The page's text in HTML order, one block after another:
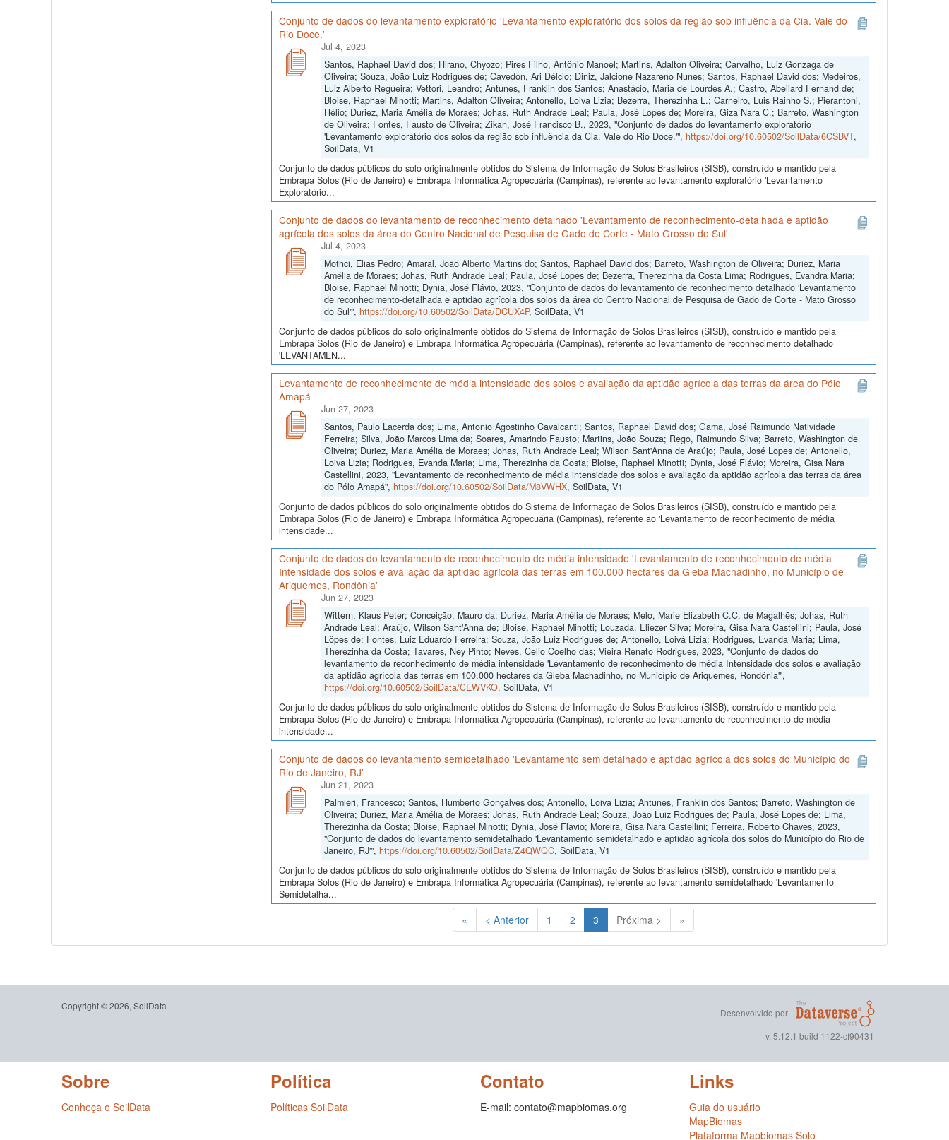
Conjunto de dados do levantamento exploratório 'Levantamento exploratório dos solos da região sob influência da Cia. Vale do
Rio Doce.'
Jul 4, 2023
Santos, Raphael David dos; Hirano, Chyozo; Pires Filho, Antônio Manoel; Martins, Adalton Oliveira; Carvalho, Luiz Gonzaga de
Oliveira; Souza, João Luiz Rodrigues de; Cavedon, Ari Délcio; Diniz, Jalcione Nazareno Nunes; Santos, Raphael David dos; Medeiros,
Luiz Alberto Regueira; Vettori, Leandro; Antunes, Franklin dos Santos; Anastácio, Maria de Lourdes A.; Castro, Abeilard Fernand de;
Bloise, Raphael Minotti; Martins, Adalton Oliveira; Antonello, Loiva Lizia; Bezerra, Therezinha L.; Carneiro, Luis Rainho S.; Pierantoni,
Hélio; Duriez, Maria Amélia de Moraes; Johas, Ruth Andrade Leal; Paula, José Lopes de; Moreira, Giza Nara C.; Barreto, Washington
de Oliveira; Fontes, Fausto de Oliveira; Zikan, José Francisco B., 2023, "Conjunto de dados do levantamento exploratório
'Levantamento exploratório dos solos da região sob influência da Cia. Vale do Rio Doce.'", https://doi.org/10.60502/SoilData/6CSBVT,
SoilData, V1
Conjunto de dados públicos do solo originalmente obtidos do Sistema de Informação de Solos Brasileiros (SISB), construído e mantido pela
Embrapa Solos (Rio de Janeiro) e Embrapa Informática Agropecuária (Campinas), referente ao levantamento exploratório 'Levantamento
Exploratório...
Conjunto de dados do levantamento de reconhecimento detalhado 'Levantamento de reconhecimento-detalhada e aptidão
agrícola dos solos da área do Centro Nacional de Pesquisa de Gado de Corte - Mato Grosso do Sul'
Jul 4, 2023
Mothci, Elias Pedro; Amaral, João Alberto Martins do; Santos, Raphael David dos; Barreto, Washington de Oliveira; Duriez, Maria
Amélia de Moraes; Johas, Ruth Andrade Leal; Paula, José Lopes de; Bezerra, Therezinha da Costa Lima; Rodrigues, Evandra Maria;
Bloise, Raphael Minotti; Dynia, José Flávio, 2023, "Conjunto de dados do levantamento de reconhecimento detalhado 'Levantamento
de reconhecimento-detalhada e aptidão agrícola dos solos da área do Centro Nacional de Pesquisa de Gado de Corte - Mato Grosso
do Sul'", https://doi.org/10.60502/SoilData/DCUX4P, SoilData, V1
Conjunto de dados públicos do solo originalmente obtidos do Sistema de Informação de Solos Brasileiros (SISB), construído e mantido pela
Embrapa Solos (Rio de Janeiro) e Embrapa Informática Agropecuária (Campinas), referente ao levantamento de reconhecimento detalhado
'LEVANTAMEN...
Levantamento de reconhecimento de média intensidade dos solos e avaliação da aptidão agrícola das terras da área do Pólo
Amapá
Jun 27, 2023
Santos, Paulo Lacerda dos; Lima, Antonio Agostinho Cavalcanti; Santos, Raphael David dos; Gama, José Raimundo Natividade
Ferreira; Silva, João Marcos Lima da; Soares, Amarindo Fausto; Martins, João Souza; Rego, Raimundo Silva; Barreto, Washington de
Oliveira; Duriez, Maria Amélia de Moraes; Johas, Ruth Andrade Leal; Wilson Sant'Anna de Araújo; Paula, José Lopes de; Antonello,
Loiva Lizia; Rodrigues, Evanda Maria; Lima, Therezinha da Costa; Bloise, Raphael Minotti; Dynia, José Flávio; Moreira, Gisa Nara
Castellini, 2023, "Levantamento de reconhecimento de média intensidade dos solos e avaliação da aptidão agrícola das terras da área
do Pólo Amapá", https://doi.org/10.60502/SoilData/M8VWHX, SoilData, V1
Conjunto de dados públicos do solo originalmente obtidos do Sistema de Informação de Solos Brasileiros (SISB), construído e mantido pela
Embrapa Solos (Rio de Janeiro) e Embrapa Informática Agropecuária (Campinas), referente ao 'Levantamento de reconhecimento de média
intensidade...
Conjunto de dados do levantamento de reconhecimento de média intensidade 'Levantamento de reconhecimento de média
Intensidade dos solos e avaliação da aptidão agrícola das terras em 100.000 hectares da Gleba Machadinho, no Município de
Ariquemes, Rondônia'
Jun 27, 2023
Wittern, Klaus Peter; Conceição, Mauro da; Duriez, Maria Amélia de Moraes; Melo, Marie Elizabeth C.C. de Magalhẽs; Johas, Ruth
Andrade Leal; Araújo, Wilson Sant'Anna de; Bloise, Raphael Minotti; Louzada, Eliezer Silva; Moreira, Gisa Nara Castellini; Paula, José
Lôpes de; Fontes, Luiz Eduardo Ferreira; Souza, João Luiz Rodrigues de; Antonello, Loivá Lizia; Rodrigues, Evanda Maria; Lima,
Therezinha da Costa; Tavares, Ney Pinto; Neves, Celio Coelho das; Vieira Renato Rodrigues, 2023, "Conjunto de dados do
levantamento de reconhecimento de média intensidade 'Levantamento de reconhecimento de média Intensidade dos solos e avaliação
da aptidão agrícola das terras em 100.000 hectares da Gleba Machadinho, no Município de Ariquemes, Rondônia'",
https://doi.org/10.60502/SoilData/CEWVKO, SoilData, V1
Conjunto de dados públicos do solo originalmente obtidos do Sistema de Informação de Solos Brasileiros (SISB), construído e mantido pela
Embrapa Solos (Rio de Janeiro) e Embrapa Informática Agropecuária (Campinas), referente ao levantamento de reconhecimento de média
intensidade...
Conjunto de dados do levantamento semidetalhado 'Levantamento semidetalhado e aptidão agrícola dos solos do Município do
Rio de Janeiro, RJ'
Jun 21, 2023
Palmieri, Francesco; Santos, Humberto Gonçalves dos; Antonello, Loiva Lizia; Antunes, Franklin dos Santos; Barreto, Washington de
Oliveira; Duriez, Maria Amélia de Moraes; Johas, Ruth Andrade Leal; Souza, João Luiz Rodrigues de; Paula, José Lopes de; Lima,
Therezinha da Costa; Bloise, Raphael Minotti; Dynia, José Flavio; Moreira, Gisa Nara Castellini; Ferreira, Roberto Chaves, 2023,
"Conjunto de dados do levantamento semidetalhado 'Levantamento semidetalhado e aptidão agrícola dos solos do Município do Rio de
Janeiro, RJ'", https://doi.org/10.60502/SoilData/Z4QWQC, SoilData, V1
Conjunto de dados públicos do solo originalmente obtidos do Sistema de Informação de Solos Brasileiros (SISB), construído e mantido pela
Embrapa Solos (Rio de Janeiro) e Embrapa Informática Agropecuária (Campinas), referente ao levantamento semidetalhado 'Levantamento
Semidetalha...
« < Anterior 1 2 3 (Atual)Próxima > »
Copyright © 2026, SoilData
Desenvolvido por
v. 5.12.1 build 1122-cf90431
Sobre
Conheça o SoilData
Política
Políticas SoilData
Contato
E-mail: contato@mapbiomas.org
Links
Guia do usuário
MapBiomas
Plataforma Mapbiomas Solo